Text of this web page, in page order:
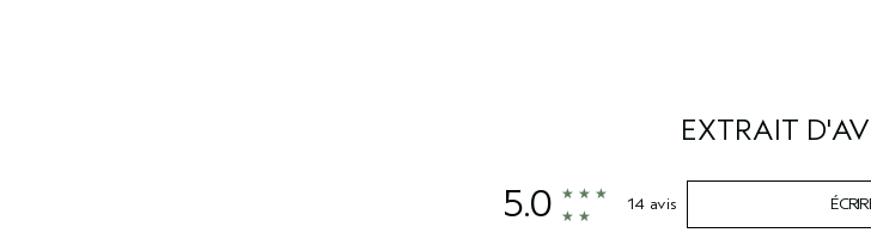
EXTRAIT
5.0 14 avis